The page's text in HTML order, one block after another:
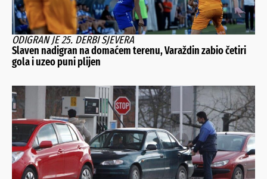
ODIGRAN JE 25. DERBI SJEVERA
Slaven nadigran na domaćem terenu, Varaždin zabio četiri
gola i uzeo puni plijen